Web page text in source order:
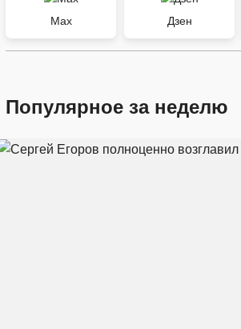
Max Дзен
Популярное за неделю